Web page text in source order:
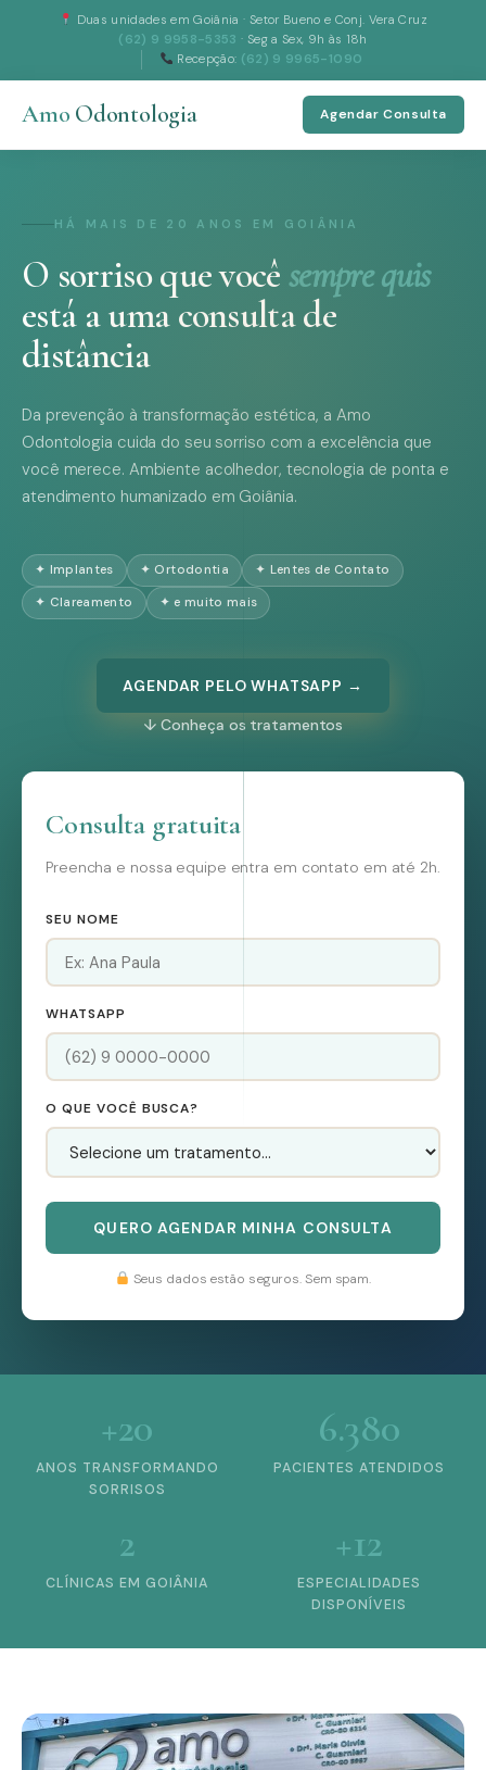
Duas unidades em Goiânia · Setor Bueno e Conj. Vera Cruz
(62) 9 9958-5353 · Seg a Sex, 9h às 18h
Recepção: (62) 9 9965-1090
Amo Odontologia Agendar Consulta
HÁ MAIS DE 20 ANOS EM GOIÂNIA
O sorriso que vocêsempre quis
está a uma consulta de
distância
Da prevenção à transformação estética, a Amo
Odontologia cuida do seu sorriso com a excelência que
você merece. Ambiente acolhedor, tecnologia de ponta e
atendimento humanizado em Goiânia.
✦ Implantes ✦ Ortodontia
✦ Lentes de Contato
✦ Clareamento
✦ e muito mais
AGENDAR PELO WHATSAPP →
↓ Conheça os tratamentos
Consulta gratuita
Preencha e nossa equipe entra em contato em até 2h.
SEU NOME
WHATSAPP
O QUE VOCÊ BUSCA?
QUERO AGENDAR MINHA CONSULTA
Seus dados estão seguros. Sem spam.
+20
ANOS TRANSFORMANDO
SORRISOS
6.380
PACIENTES ATENDIDOS
2
CLÍNICAS EM GOIÂNIA
+12
ESPECIALIDADES
DISPONÍVEIS